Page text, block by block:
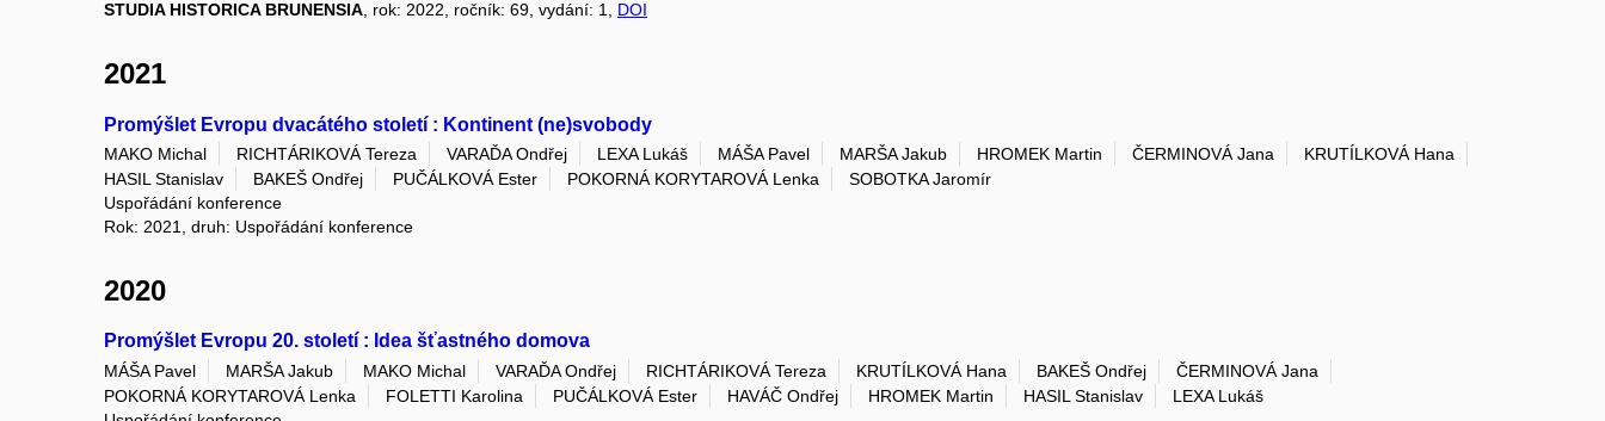
STUDIA HISTORICA BRUNENSIA, rok: 2022, ročník: 69, vydání: 1, DOI
2021
Promýšlet Evropu dvacátého století : Kontinent (ne)svobody
MAKO Michal RICHTÁRIKOVÁ Tereza VARAĎA Ondřej LEXA Lukáš MÁŠA Pavel MARŠA Jakub HROMEK Martin ČERMINOVÁ Jana
KRUTÍLKOVÁ Hana
HASIL Stanislav
BAKEŠ Ondřej PUČÁLKOVÁ Ester POKORNÁ KORYTAROVÁ Lenka
SOBOTKA Jaromír
Uspořádání konference
Rok: 2021, druh: Uspořádání konference
2020
Promýšlet Evropu 20. století : Idea šťastného domova
MÁŠA Pavel MARŠA Jakub MAKO Michal VARAĎA Ondřej RICHTÁRIKOVÁ Tereza KRUTÍLKOVÁ Hana BAKEŠ Ondřej
ČERMINOVÁ Jana
POKORNÁ KORYTAROVÁ Lenka
FOLETTI Karolina PUČÁLKOVÁ Ester HAVÁČ Ondřej HROMEK Martin HASIL Stanislav
LEXA Lukáš